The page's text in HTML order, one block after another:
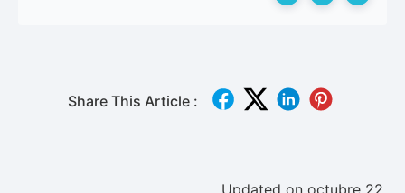
Share This Article :
Updated on octubre 22,